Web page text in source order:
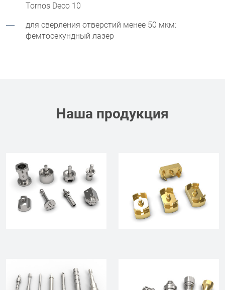
Tornos Deco 10
для сверления отверстий менее 50 мкм:
фемтосекундный лазер
Наша продукция